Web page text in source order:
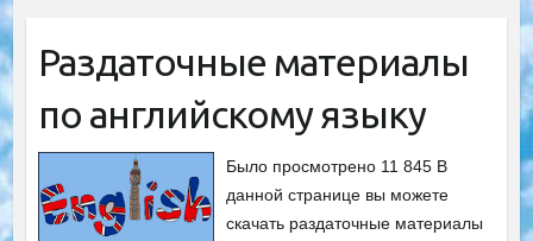
Раздаточные материалы
по английскому языку
Было просмотрено 11 845 В
данной странице вы можете
скачать раздаточные материалы